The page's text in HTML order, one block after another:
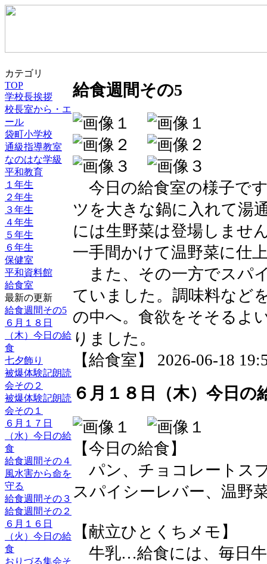
カテゴリ
TOP
学校長挨拶
校長室から・エ
ール
袋町小学校
通級指導教室
なのはな学級
平和教育
１年生
２年生
３年生
４年生
５年生
６年生
保健室
平和資料館
給食室
最新の更新
給食週間その5
６月１８日
（木）今日の給
食
七夕飾り
被爆体験記朗読
会その２
被爆体験記朗読
会その１
６月１７日
（水）今日の給
食
給食週間その４
風水害から命を
守る
給食週間その３
給食週間その２
６月１６日
（火）今日の給
食
おりづる集会そ
給食週間その5
今日の給食室の様子で
ツを大きな鍋に入れて湯
には生野菜は登場しませ
一手間かけて温野菜に仕
また、その一方でスパ
ていました。調味料など
の中へ。食欲をそそるよ
りました。
【給食室】 2026-06-18
６月１８日（木）今日の
【今日の給食】
パン、チョコレートス
スパイシーレバー、温野
【献立ひとくちメモ】
牛乳…給食には、毎日